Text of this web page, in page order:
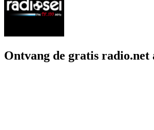
Ontvang de gratis radio.net